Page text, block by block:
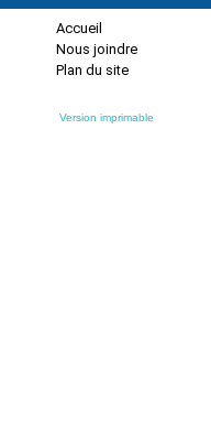
Accueil
Nous joindre
Plan du site
Version imprimable